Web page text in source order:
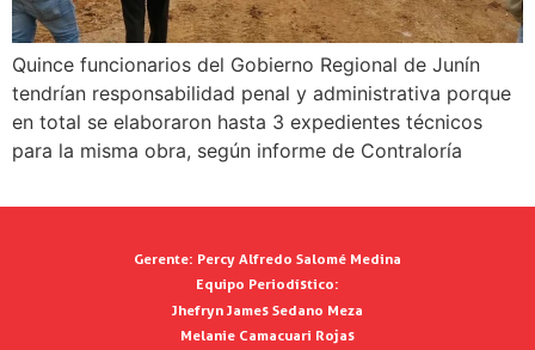
Quince funcionarios del Gobierno Regional de Junín
tendrían responsabilidad penal y administrativa porque
en total se elaboraron hasta 3 expedientes técnicos
para la misma obra, según informe de Contraloría
Gerente: Percy Alfredo Salomé Medina
Equipo Periodístico:
Jhefryn James Sedano Meza
Melanie Camacuari Rojas